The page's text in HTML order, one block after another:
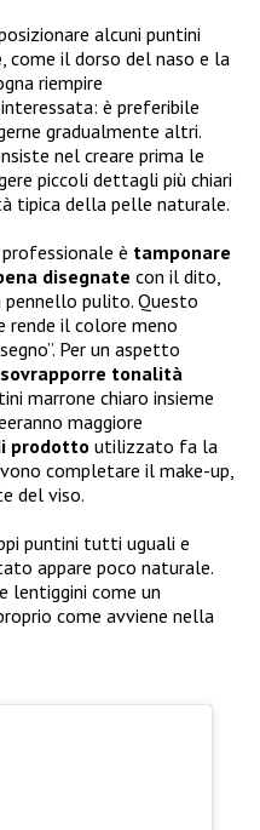
alcuni puntini
, come il dorso del naso e la
riempire
è preferibile
gradualmente altri.
nel creare prima le
piccoli dettagli più chiari
tipica della pelle naturale.
è tamponare
disegnate con il dito,
pulito. Questo
rende il colore meno
Per un aspetto
sovrapporre tonalità
marrone chiaro insieme
maggiore
prodotto utilizzato fa la
completare il make-up,
del viso.
puntini tutti uguali e
appare poco naturale.
lentiggini come un
come avviene nella